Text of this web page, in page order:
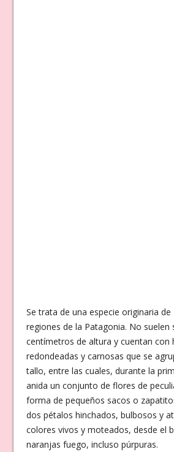
Se trata de una especie originaria
regiones de la Patagonia. No suelen
centímetros de altura y cuentan con
redondeadas y carnosas que se
tallo, entre las cuales, durante la
anida un conjunto de flores de
forma de pequeños sacos o
dos pétalos hinchados, bulbosos y
colores vivos y moteados, desde el
naranjas fuego, incluso púrpuras.